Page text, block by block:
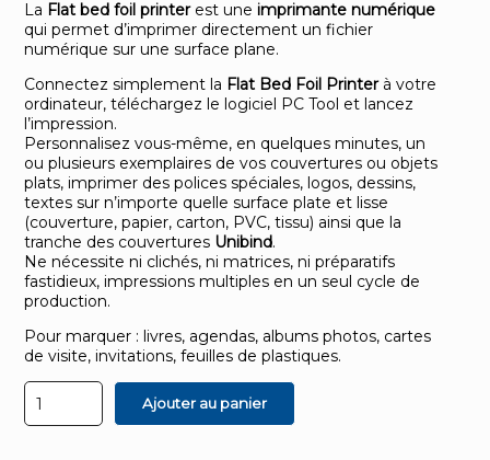
La Flat bed foil printerest uneimprimante numérique
qui permet d’imprimer directement un fichier
numérique sur une surface plane.
Connectez simplement la Flat Bed Foil Printerà votre
ordinateur, téléchargez le logiciel PC Tool et lancez
l’impression.
Personnalisez vous-même, en quelques minutes, un
ou plusieurs exemplaires de vos couvertures ou objets
plats, imprimer des polices spéciales, logos, dessins,
textes sur n’importe quelle surface plate et lisse
(couverture, papier, carton, PVC, tissu) ainsi que la
tranche des couvertures Unibind.
Ne nécessite ni clichés, ni matrices, ni préparatifs
fastidieux, impressions multiples en un seul cycle de
production.
Pour marquer : livres, agendas, albums photos, cartes
de visite, invitations, feuilles de plastiques.
quantité
de
Flat
Ajouter au panier